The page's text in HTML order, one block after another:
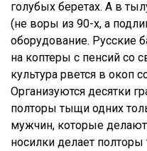
голубых беретах. А в
(не воры из 90-х, а
оборудование. Русские
на коптеры с пенсий со
культура рвется в окоп
Организуются десятки
полторы тыщи одних
мужчин, которые
носилки делает